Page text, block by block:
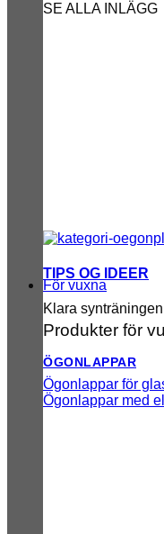
SE ALLA INLÄGG
TIPS OG IDEER
Klara
För vuxna
Produkter för
ÖGONLAPPAR
Ögonlappar för
Ögonlappar med